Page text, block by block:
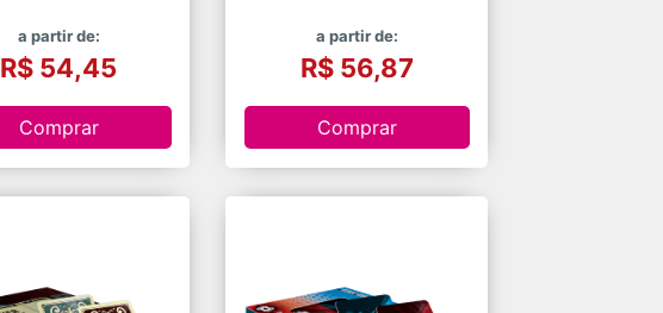
a partir de:
R$ 54,45
Comprar
a partir de:
R$ 56,87
Comprar